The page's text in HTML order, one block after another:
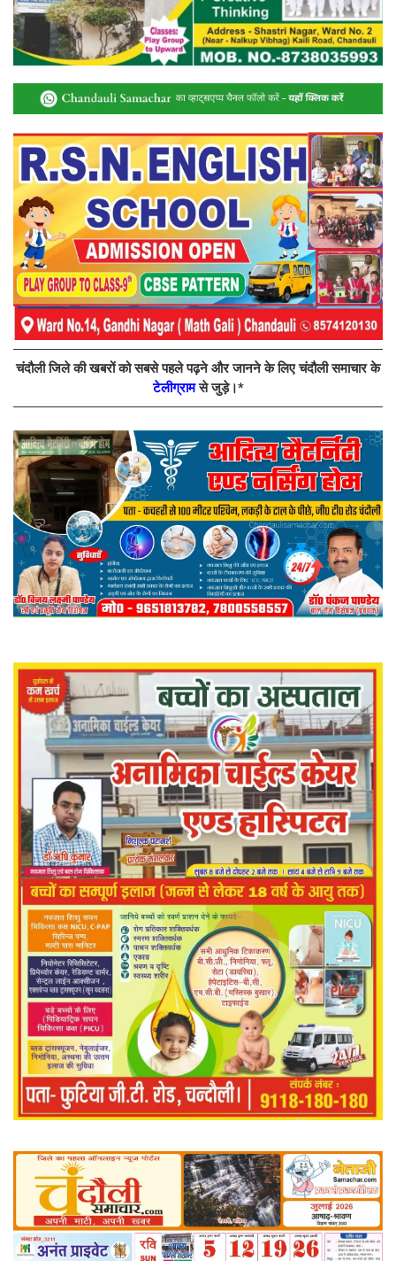
चंदौली जिले की खबरों को सबसे पहले पढ़ने और जानने के लिए चंदौली समाचार के
टेलीग्रामसे जुड़े।*